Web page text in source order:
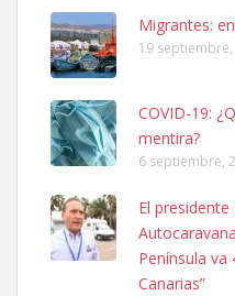
Leales.org » Gran Canaria
Ninfa perdida
El día 5 se los perdió una ninfa
calle, se perdió por la zon...
Leales.org » Gran Canaria
Migrantes:
19
COVID-19:
mentira?
6 septiembre,
El
Península
Canarias”